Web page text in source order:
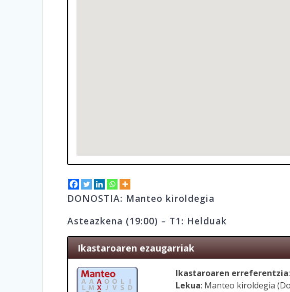
DONOSTIA: Manteo kiroldegia
Asteazkena (19:00) – T1: Helduak
Ikastaroaren ezaugarriak
Ikastaroaren erreferentzia
Lekua: Manteo kiroldegia